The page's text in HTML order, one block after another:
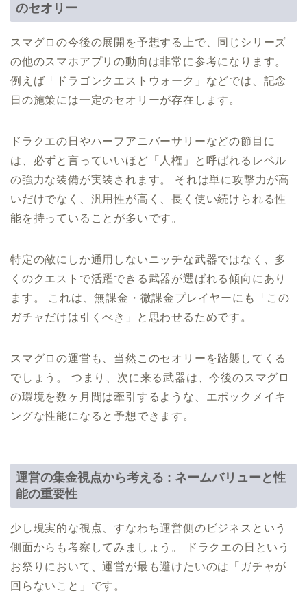
のセオリー
スマグロの今後の展開を予想する上で、同じシリーズ
の他のスマホアプリの動向は非常に参考になります。
例えば「ドラゴンクエストウォーク」などでは、記念
日の施策には一定のセオリーが存在します。
ドラクエの日やハーフアニバーサリーなどの節目に
は、必ずと言っていいほど「人権」と呼ばれるレベル
の強力な装備が実装されます。 それは単に攻撃力が高
いだけでなく、汎用性が高く、長く使い続けられる性
能を持っていることが多いです。
特定の敵にしか通用しないニッチな武器ではなく、多
くのクエストで活躍できる武器が選ばれる傾向にあり
ます。 これは、無課金・微課金プレイヤーにも「この
ガチャだけは引くべき」と思わせるためです。
スマグロの運営も、当然このセオリーを踏襲してくる
でしょう。 つまり、次に来る武器は、今後のスマグロ
の環境を数ヶ月間は牽引するような、エポックメイキ
ングな性能になると予想できます。
運営の集金視点から考える : ネームバリューと性
能の重要性
少し現実的な視点、すなわち運営側のビジネスという
側面からも考察してみましょう。 ドラクエの日という
お祭りにおいて、運営が最も避けたいのは「ガチャが
回らないこと」です。